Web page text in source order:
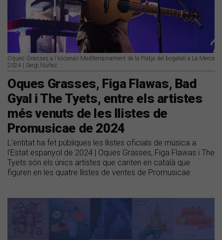
Oques Grasses a l'escenari Mediterràniament de la Platja del bogatell a La Mercè
2024 | Sergi Núñez
Oques Grasses, Figa Flawas, Bad
Gyal i The Tyets, entre els artistes
més venuts de les llistes de
Promusicae de 2024
L'entitat ha fet públiques les llistes oficials de música a
l'Estat espanyol de 2024 | Oques Grasses, Figa Flawas i The
Tyets són els únics artistes que canten en català que
figuren en les quatre llistes de ventes de Promusicae